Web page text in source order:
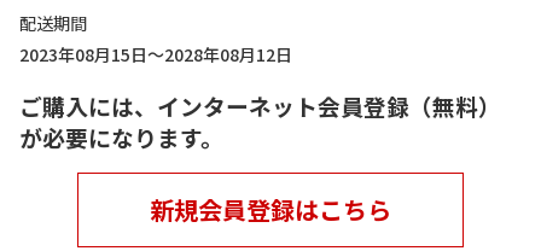
配送期間
2023年08月15日～2028年08月12日
ご購入には、インターネット会員登録（無料）
が必要になります。
新規会員登録はこちら